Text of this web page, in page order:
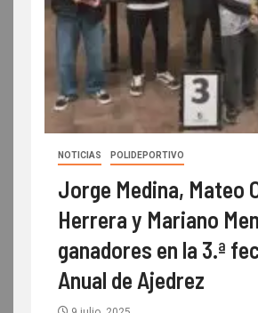
NOTICIAS POLIDEPORTIVO
Jorge Medina, Mateo
Herrera y Mariano
ganadores en la 3.ª
Anual de Ajedrez